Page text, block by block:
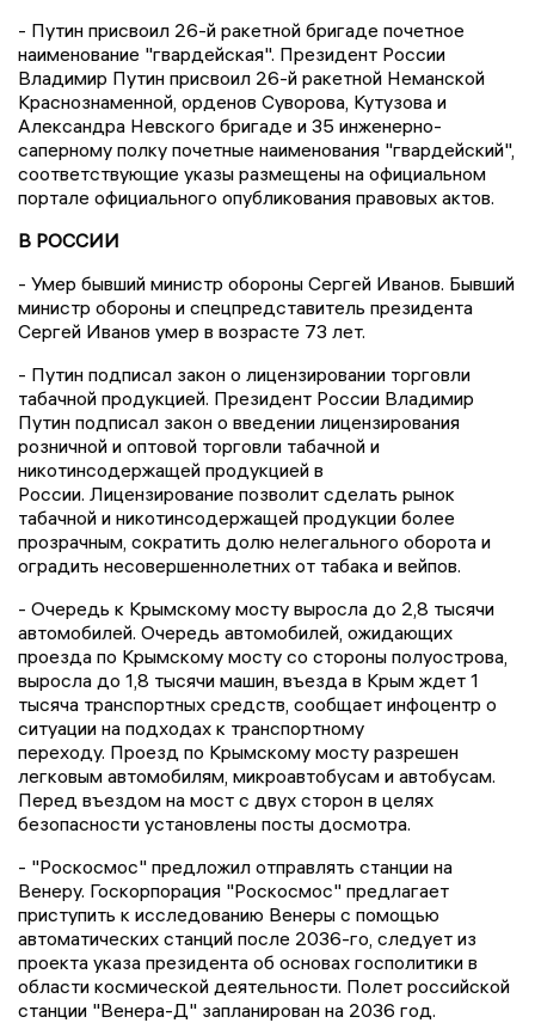
- Путин присвоил 26-й ракетной бригаде почетное
наименование "гвардейская". Президент России
Владимир Путин присвоил 26-й ракетной Неманской
Краснознаменной, орденов Суворова, Кутузова и
Александра Невского бригаде и 35 инженерно-
саперному полку почетные наименования "гвардейский",
соответствующие указы размещены на официальном
портале официального опубликования правовых актов.
В РОССИИ
- Умер бывший министр обороны Сергей Иванов. Бывший
министр обороны и спецпредставитель президента
Сергей Иванов умер в возрасте 73 лет.
- Путин подписал закон о лицензировании торговли
табачной продукцией. Президент России Владимир
Путин подписал закон о введении лицензирования
розничной и оптовой торговли табачной и
никотинсодержащей продукцией в
России. Лицензирование позволит сделать рынок
табачной и никотинсодержащей продукции более
прозрачным, сократить долю нелегального оборота и
оградить несовершеннолетних от табака и вейпов.
- Очередь к Крымскому мосту выросла до 2,8 тысячи
автомобилей. Очередь автомобилей, ожидающих
проезда по Крымскому мосту со стороны полуострова,
выросла до 1,8 тысячи машин, въезда в Крым ждет 1
тысяча транспортных средств, сообщает инфоцентр о
ситуации на подходах к транспортному
переходу. Проезд по Крымскому мосту разрешен
легковым автомобилям, микроавтобусам и автобусам.
Перед въездом на мост с двух сторон в целях
безопасности установлены посты досмотра.
- "Роскосмос" предложил отправлять станции на
Венеру. Госкорпорация "Роскосмос" предлагает
приступить к исследованию Венеры с помощью
автоматических станций после 2036-го, следует из
проекта указа президента об основах госполитики в
области космической деятельности. Полет российской
станции "Венера-Д" запланирован на 2036 год.